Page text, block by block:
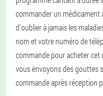
commander un
d'oublier à jamais les
nom et votre numéro de
commande pour acheter
vous envoyons des gouttes
commande après réception